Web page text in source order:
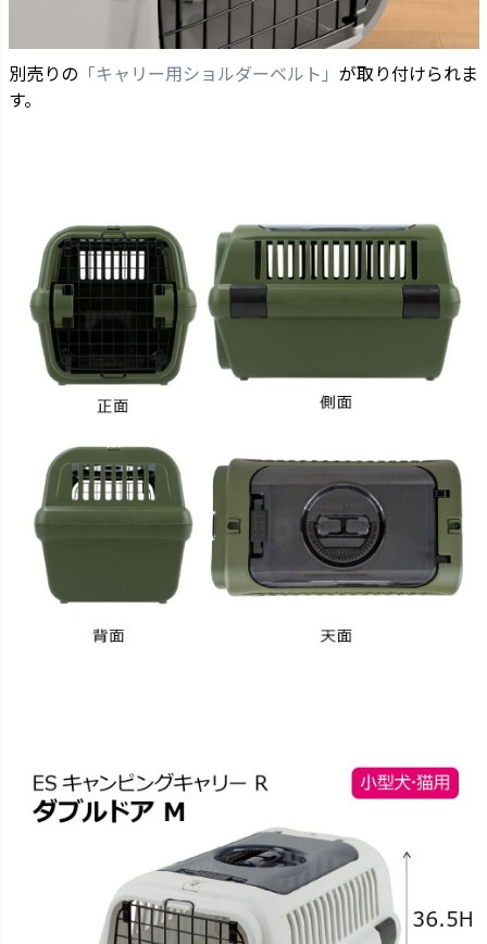
別売りの 「キャリー用ショルダーベルト」 が取り付けられま
す。